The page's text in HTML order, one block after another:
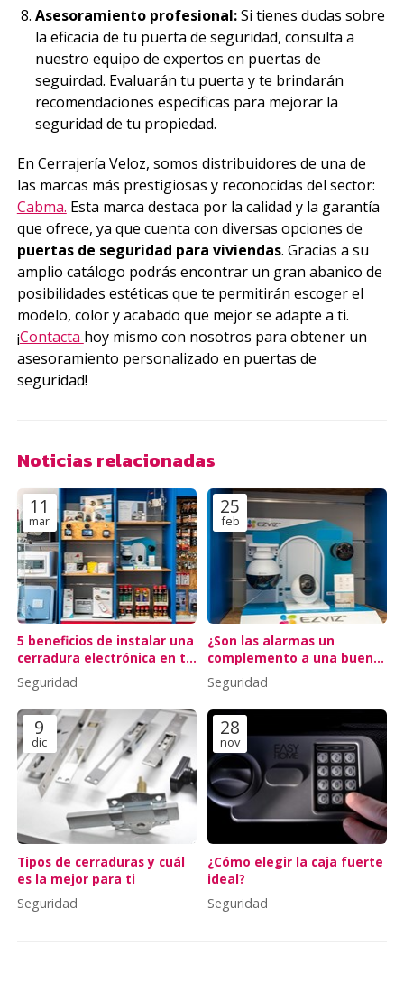
Asesoramiento profesional:Si tienes dudas sobre
la eficacia de tu puerta de seguridad, consulta a
nuestro equipo de expertos en puertas de
seguirdad. Evaluarán tu puerta y te brindarán
recomendaciones específicas para mejorar la
seguridad de tu propiedad.
En Cerrajería Veloz, somos distribuidores de una de
las marcas más prestigiosas y reconocidas del sector:
Cabma. Esta marca destaca por la calidad y la garantía
que ofrece, ya que cuenta con diversas opciones de
puertas de seguridad para viviendas. Gracias a su
amplio catálogo podrás encontrar un gran abanico de
posibilidades estéticas que te permitirán escoger el
modelo, color y acabado que mejor se adapte a ti.
¡Contacta hoy mismo con nosotros para obtener un
asesoramiento personalizado en puertas de
seguridad!
Noticias relacionadas
11
mar
5 beneficios de instalar una
cerradura electrónica en tu
piso turístico
Seguridad
25
feb
¿Son las alarmas un
complemento a una buena
cerradura?
Seguridad
9
dic
Tipos de cerraduras y cuál
es la mejor para ti
Seguridad
28
nov
¿Cómo elegir la caja fuerte
ideal?
Seguridad